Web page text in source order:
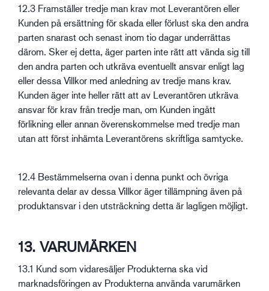
12.3 Framställer tredje man krav mot Leverantören eller
Kunden på ersättning för skada eller förlust ska den andra
parten snarast och senast inom tio dagar underrättas
därom. Sker ej detta, äger parten inte rätt att vända sig till
den andra parten och utkräva eventuellt ansvar enligt lag
eller dessa Villkor med anledning av tredje mans krav.
Kunden äger inte heller rätt att av Leverantören utkräva
ansvar för krav från tredje man, om Kunden ingått
förlikning eller annan överenskommelse med tredje man
utan att först inhämta Leverantörens skriftliga samtycke.
12.4 Bestämmelserna ovan i denna punkt och övriga
relevanta delar av dessa Villkor äger tillämpning även på
produktansvar i den utsträckning detta är lagligen möjligt.
13. VARUMÄRKEN
13.1 Kund som vidaresäljer Produkterna ska vid
marknadsföringen av Produkterna använda varumärken